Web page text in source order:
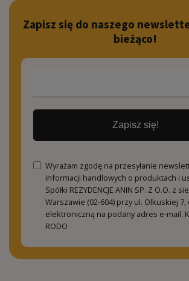
Zapisz się do naszego
bieżąco!
Zapisz się!
Wyrażam zgodę na przesyłanie
informacji handlowych o produktach i
Spółki REZYDENCJE ANIN SP. Z O.O. z
Warszawie (02-604) przy ul. Olkuskiej 7,
elektroniczną na podany adres e-mail.
RODO